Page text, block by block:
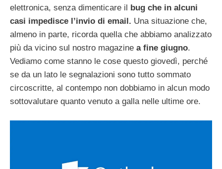
elettronica, senza dimenticare il bug che in alcuni
casi impedisce l’invio di email. Una situazione che,
almeno in parte, ricorda quella che abbiamo analizzato
più da vicino sul nostro magazine a fine giugno.
Vediamo come stanno le cose questo giovedì, perché
se da un lato le segnalazioni sono tutto sommato
circoscritte, al contempo non dobbiamo in alcun modo
sottovalutare quanto venuto a galla nelle ultime ore.